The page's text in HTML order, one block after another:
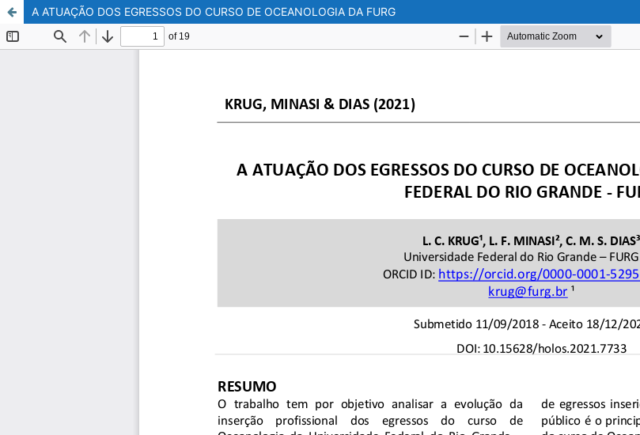
A ATUAÇÃO DOS EGRESSOS DO CURSO DE OCEANOLOGIA DA FURG